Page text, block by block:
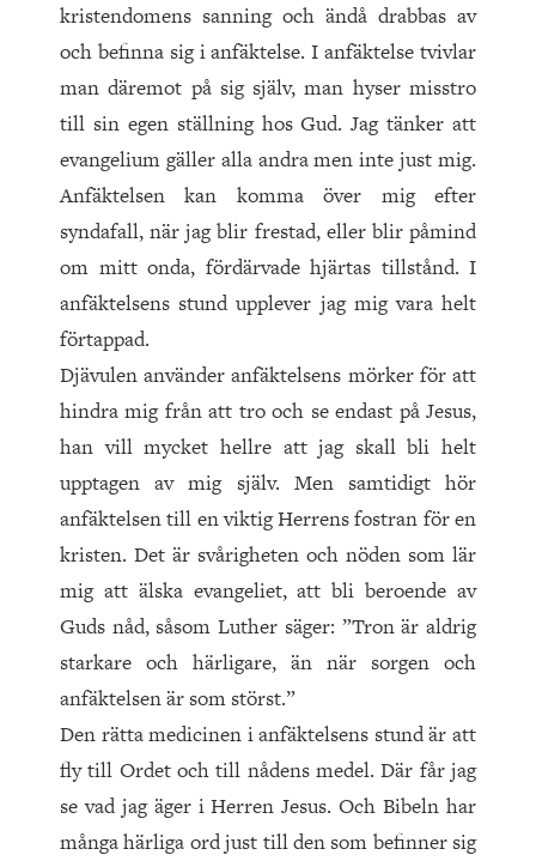
kristendomens sanning och ändå drabbas av
och befinna sig i anfäktelse. I anfäktelse tvivlar
man däremot på sig själv, man hyser misstro
till sin egen ställning hos Gud. Jag tänker att
evangelium gäller alla andra men inte just mig.
Anfäktelsen kan komma över mig efter
syndafall, när jag blir frestad, eller blir påmind
om mitt onda, fördärvade hjärtas tillstånd. I
anfäktelsens stund upplever jag mig vara helt
förtappad.
Djävulen använder anfäktelsens mörker för att
hindra mig från att tro och se endast på Jesus,
han vill mycket hellre att jag skall bli helt
upptagen av mig själv. Men samtidigt hör
anfäktelsen till en viktig Herrens fostran för en
kristen. Det är svårigheten och nöden som lär
mig att älska evangeliet, att bli beroende av
Guds nåd, såsom Luther säger: ”Tron är aldrig
starkare och härligare, än när sorgen och
anfäktelsen är som störst.”
Den rätta medicinen i anfäktelsens stund är att
fly till Ordet och till nådens medel. Där får jag
se vad jag äger i Herren Jesus. Och Bibeln har
många härliga ord just till den som befinner sig